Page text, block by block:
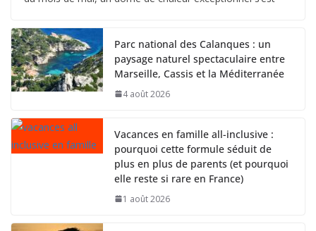
Parc national des Calanques : un
paysage naturel spectaculaire entre
Marseille, Cassis et la Méditerranée
4 août 2026
Vacances en famille all-inclusive :
pourquoi cette formule séduit de
plus en plus de parents (et pourquoi
elle reste si rare en France)
1 août 2026